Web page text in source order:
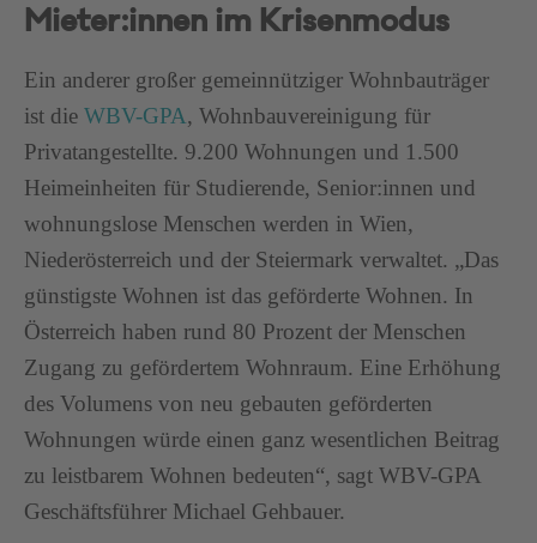
Mieter:innen im Krisenmodus
Ein anderer großer gemeinnütziger Wohnbauträger
ist die WBV-GPA, Wohnbauvereinigung für
Privatangestellte. 9.200 Wohnungen und 1.500
Heimeinheiten für Studierende, Senior:innen und
wohnungslose Menschen werden in Wien,
Niederösterreich und der Steiermark verwaltet. „Das
günstigste Wohnen ist das geförderte Wohnen. In
Österreich haben rund 80 Prozent der Menschen
Zugang zu gefördertem Wohnraum. Eine Erhöhung
des Volumens von neu gebauten geförderten
Wohnungen würde einen ganz wesentlichen Beitrag
zu leistbarem Wohnen bedeuten“, sagt WBV-GPA
Geschäftsführer Michael Gehbauer.